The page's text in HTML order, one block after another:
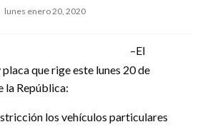
Publicado
lunes enero 20, 2020
–El
que rige este lunes 20 de
la República:
los vehículos particulares